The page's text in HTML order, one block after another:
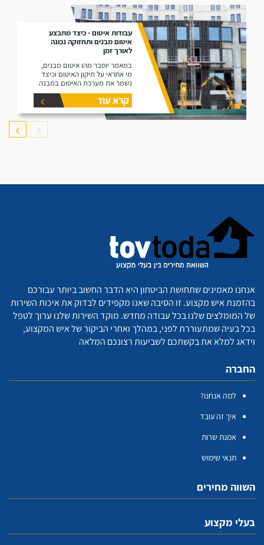
עבודות איטום - כיצד מתבצע
איטום מבנים ותחזוקה נכונה
לאורך זמן
במאמר יוסבר מהו איטום מבנים,
מי אחראי על תיקון האיטום וכיצד
נשמר את מערכת האיטום במבנה
קרא עוד
❮
❯
אנחנו מאמינים שתחושת הביטחון היא הדבר החשוב ביותר עבורכם
בהזמנת איש מקצוע. זו הסיבה שאנו מקפידים לבדוק את איכות השירות
של המומלצים שלנו בכל עבודה מחדש. מוקד השירות שלנו ערוך לטפל
בכל בעיה שמתעוררת לפני, במהלך ואחרי הביקור של איש המקצוע,
וידאג למלא את בקשתכם לשביעות רצונכם המלאה
החברה
למה אנחנו?
איך זה עובד
אמנת שרות
תנאי שימוש
השווה מחירים
בעלי מקצוע